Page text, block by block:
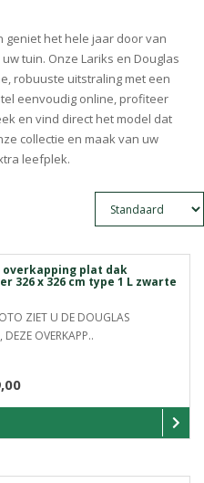
geniet het hele jaar door van
tuin. Onze Lariks en Douglas
robuuste uitstraling met een
eenvoudig online, profiteer
en vind direct het model dat
collectie en maak van uw
leefplek.
overkapping plat dak
326 x 326 cm type 1 L zwarte
ZIET U DE DOUGLAS
OVERKAPP..